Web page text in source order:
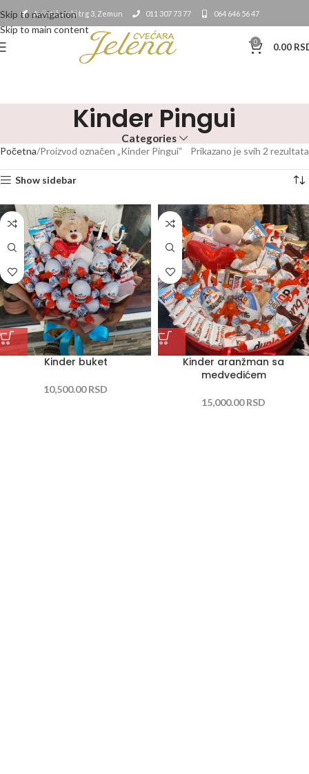
Skip to navigation
Skip to main content
Avijatičarski trg 3, Zemun 011 307 73 77 064 646 56 47
0 0.00
Kinder Pingui
Categories
Početna Proizvod označen „Kinder Pingui“ Prikazano je svih 2 rezultata
Show sidebar
Kinder buket
10,500.00RSD
Kinder aranžman sa
medvedićem
15,000.00RSD